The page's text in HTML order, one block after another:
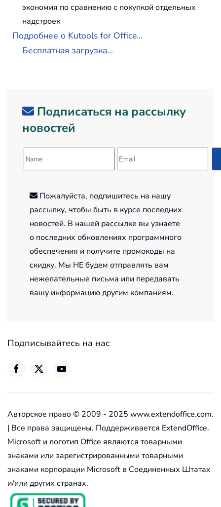
экономия по сравнению с покупкой отдельных
надстроек
Подробнее о Kutools for Office...
Бесплатная загрузка...
Подписаться на рассылку
новостей
Пожалуйста, подпишитесь на нашу
рассылку, чтобы быть в курсе последних
новостей. В нашей рассылке вы узнаете
о последних обновлениях программного
обеспечения и получите промокоды на
скидку. Мы НЕ будем отправлять вам
нежелательные письма или передавать
вашу информацию другим компаниям.
Подписывайтесь на нас
Авторское право © 2009 - 2025 www.extendoffice.com.
| Все права защищены. Поддерживается ExtendOffice.
Microsoft и логотип Office являются товарными
знаками или зарегистрированными товарными
знаками корпорации Microsoft в Соединенных Штатах
и/или других странах.